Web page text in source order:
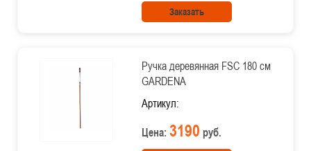
Заказать
Ручка деревянная FSC 180 см
GARDENA
Артикул:
Цена: 3190 руб.